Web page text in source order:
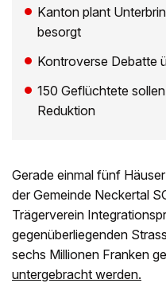
Kanton plant
besorgt
Kontroverse Debatte
150 Geflüchtete
Reduktion
Gerade einmal fünf
der Gemeinde Neckertal
Trägerverein
gegenüberliegenden
sechs Millionen Franken
untergebracht werden.